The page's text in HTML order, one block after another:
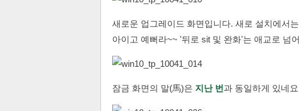
새로운 업그레이드 화면입니다. 새로 설치에서
아이고 예뻐라~~ '뒤로 sit 및 완화'는 애교로 넘
잠금 화면의 말(馬)은 지난 번과 동일하게 있네